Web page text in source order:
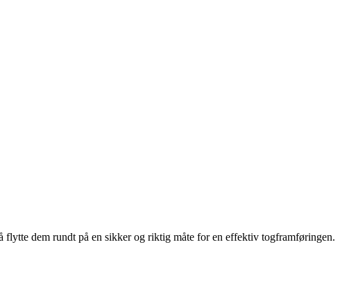
dem rundt på en sikker og riktig måte for en effektiv togframføringen.